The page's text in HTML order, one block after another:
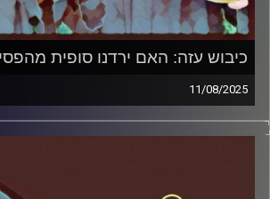
כיבוש עזה: האם ירדנו סופית
11/08/2025
המערכת הפוליטית על ספת הפסיכולוג, עם
דוד ופרופסור גלעד הירשברגר